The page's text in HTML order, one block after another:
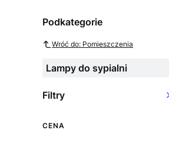
Podkategorie
Wróć do: Pomieszczenia
Lampy do sypialni
Filtry
CENA